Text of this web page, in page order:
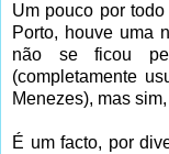
Um pouco por
Porto, houve uma
não se ficou
(completamente
Menezes), mas
É um facto, por